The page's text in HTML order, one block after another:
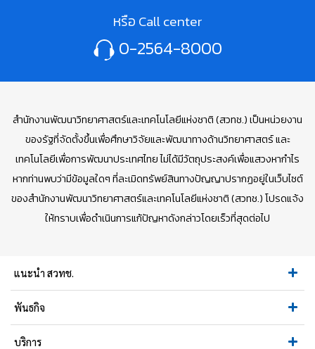
หรือ Call center
0-2564-8000
สำนักงานพัฒนาวิทยาศาสตร์และเทคโนโลยีแห่งชาติ (สวทช.) เป็นหน่วยงาน
ของรัฐที่จัดตั้งขึ้นเพื่อศึกษาวิจัยและพัฒนาทางด้านวิทยาศาสตร์ และ
เทคโนโลยีเพื่อการพัฒนาประเทศไทย ไม่ได้มีวัตถุประสงค์เพื่อแสวงหากำไร
หากท่านพบว่ามีข้อมูลใดๆ ที่ละเมิดทรัพย์สินทางปัญญาปรากฏอยู่ในเว็บไซต์
ของสำนักงานพัฒนาวิทยาศาสตร์และเทคโนโลยีแห่งชาติ (สวทช.) โปรดแจ้ง
ให้ทราบเพื่อดำเนินการแก้ปัญหาดังกล่าวโดยเร็วที่สุดต่อไป
แนะนำ สวทช.
พันธกิจ
บริการ